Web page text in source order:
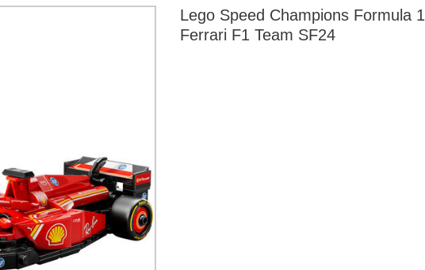
Lego Speed Champions Formula 1
Ferrari F1 Team SF24